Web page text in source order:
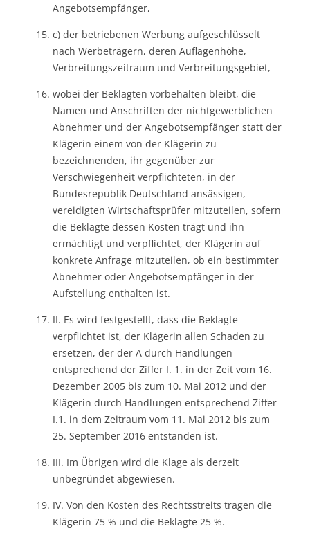
Angebotsempfänger,
c) der betriebenen Werbung aufgeschlüsselt
nach Werbeträgern, deren Auflagenhöhe,
Verbreitungszeitraum und Verbreitungsgebiet,
wobei der Beklagten vorbehalten bleibt, die
Namen und Anschriften der nichtgewerblichen
Abnehmer und der Angebotsempfänger statt der
Klägerin einem von der Klägerin zu
bezeichnenden, ihr gegenüber zur
Verschwiegenheit verpflichteten, in der
Bundesrepublik Deutschland ansässigen,
vereidigten Wirtschaftsprüfer mitzuteilen, sofern
die Beklagte dessen Kosten trägt und ihn
ermächtigt und verpflichtet, der Klägerin auf
konkrete Anfrage mitzuteilen, ob ein bestimmter
Abnehmer oder Angebotsempfänger in der
Aufstellung enthalten ist.
II. Es wird festgestellt, dass die Beklagte
verpflichtet ist, der Klägerin allen Schaden zu
ersetzen, der der A durch Handlungen
entsprechend der Ziffer I. 1. in der Zeit vom 16.
Dezember 2005 bis zum 10. Mai 2012 und der
Klägerin durch Handlungen entsprechend Ziffer
I.1. in dem Zeitraum vom 11. Mai 2012 bis zum
25. September 2016 entstanden ist.
III. Im Übrigen wird die Klage als derzeit
unbegründet abgewiesen.
IV. Von den Kosten des Rechtsstreits tragen die
Klägerin 75 % und die Beklagte 25 %.